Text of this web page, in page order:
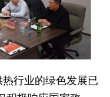
行业的绿色发展已